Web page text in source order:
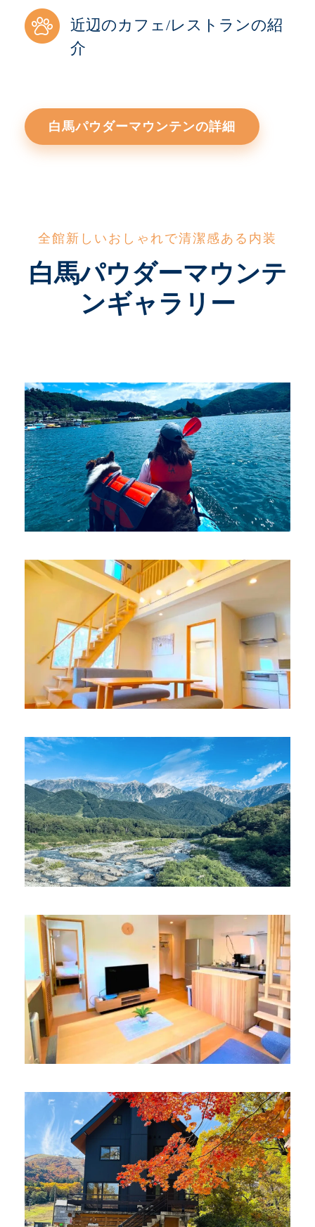
近辺のカフェ/レストランの紹
介
白馬パウダーマウンテンの詳細
全館新しいおしゃれで清潔感ある内装
白馬パウダーマウンテ
ンギャラリー